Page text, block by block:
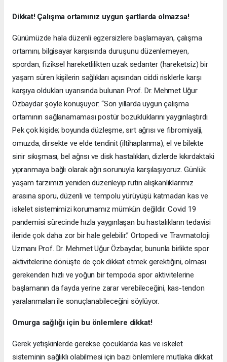
Dikkat! Çalışma ortamınız uygun şartlarda olmazsa!
Günümüzde hala düzenli egzersizlere başlamayan, çalışma
ortamını, bilgisayar karşısında duruşunu düzenlemeyen,
spordan, fiziksel hareketlilikten uzak sedanter (hareketsiz) bir
yaşam süren kişilerin sağlıkları açısından ciddi risklerle karşı
karşıya oldukları uyarısında bulunan Prof. Dr. Mehmet Uğur
Özbaydar şöyle konuşuyor: “Son yıllarda uygun çalışma
ortamının sağlanamaması postür bozukluklarını yaygınlaştırdı.
Pek çok kişide; boyunda düzleşme, sırt ağrısı ve fibromiyalji,
omuzda, dirsekte ve elde tendinit (iltihaplanma), el ve bilekte
sinir sıkışması, bel ağrısı ve disk hastalıkları, dizlerde kıkırdaktaki
yıpranmaya bağlı olarak ağrı sorunuyla karşılaşıyoruz. Günlük
yaşam tarzımızı yeniden düzenleyip rutin alışkanlıklarımız
arasına sporu, düzenli ve tempolu yürüyüşü katmadan kas ve
iskelet sistemimizi korumamız mümkün değildir. Covid 19
pandemisi sürecinde hızla yaygınlaşan bu hastalıkların tedavisi
ileride çok daha zor bir hale gelebilir.” Ortopedi ve Travmatoloji
Uzmanı Prof. Dr. Mehmet Uğur Özbaydar, bununla birlikte spor
aktivitelerine dönüşte de çok dikkat etmek gerektiğini, olması
gerekenden hızlı ve yoğun bir tempoda spor aktivitelerine
başlamanın da fayda yerine zarar verebileceğini, kas-tendon
yaralanmaları ile sonuçlanabileceğini söylüyor.
Omurga sağlığı için bu önlemlere dikkat!
Gerek yetişkinlerde gerekse çocuklarda kas ve iskelet
sisteminin sağlıklı olabilmesi için bazı önlemlere mutlaka dikkat